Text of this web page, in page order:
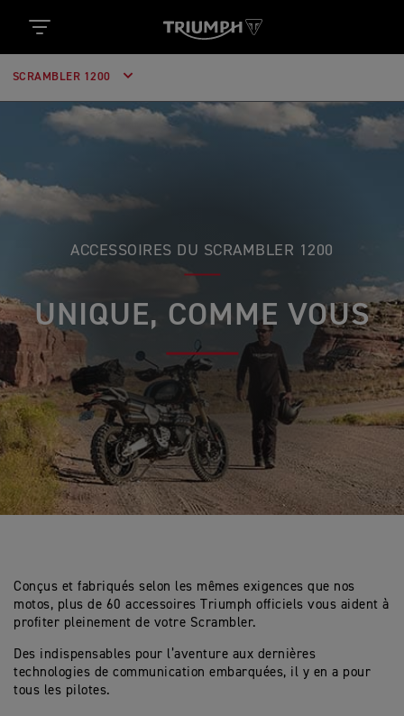
SCRAMBLER 1200
ACCESSOIRES DU SCRAMBLER 1200
UNIQUE, COMME VOUS
Conçus et fabriqués selon les mêmes exigences que nos
motos, plus de 60 accessoires Triumph officiels vous aident à
profiter pleinement de votre Scrambler.
Des indispensables pour l’aventure aux dernières
technologies de communication embarquées, il y en a pour
tous les pilotes.